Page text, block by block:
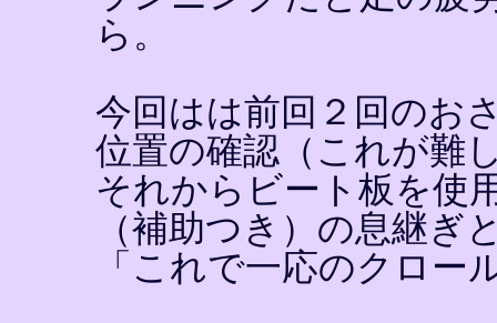
ら。
今回はは前回２回のお
位置の確認（これが難
それからビート板を使
（補助つき）の息継ぎ
「これで一応のクロー